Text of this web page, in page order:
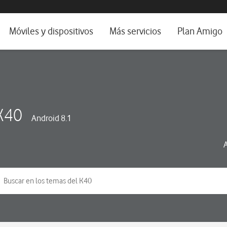
e idioma
Móviles y dispositivos Más servicios Plan Amigo
Android 8.1